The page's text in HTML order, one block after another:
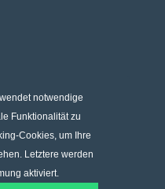
notwendige
Funktionalität zu
Cookies, um Ihre
Letztere werden
aktiviert.